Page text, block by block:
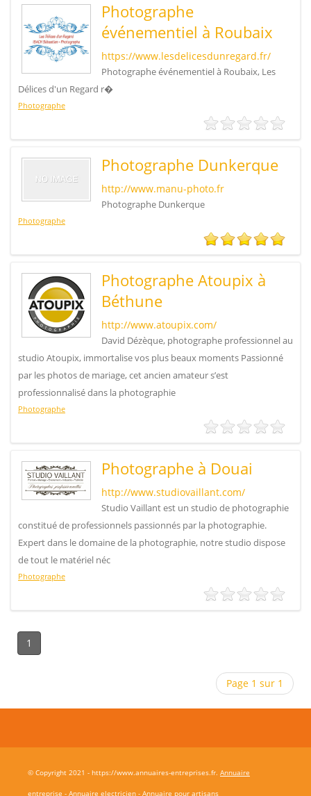
Photographe
événementiel à Roubaix
https://www.lesdelicesdunregard.fr/
Photographe événementiel à Roubaix, Les
Délices d'un Regard r�
Photographe
Photographe Dunkerque
http://www.manu-photo.fr
Photographe Dunkerque
Photographe
Photographe Atoupix à
Béthune
http://www.atoupix.com/
David Dézèque, photographe professionnel au
studio Atoupix, immortalise vos plus beaux moments Passionné
par les photos de mariage, cet ancien amateur s’est
professionnalisé dans la photographie
Photographe
Photographe à Douai
http://www.studiovaillant.com/
Studio Vaillant est un studio de photographie
constitué de professionnels passionnés par la photographie.
Expert dans le domaine de la photographie, notre studio dispose
de tout le matériel néc
Photographe
1
Page 1 sur 1
© Copyright 2021 - https://www.annuaires-entreprises.fr. Annuaire
entreprise - Annuaire electricien - Annuaire pour artisans